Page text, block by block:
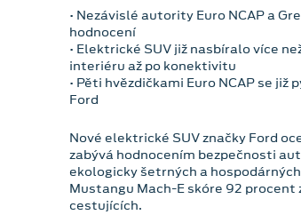
• Nezávislé autority Euro NCAP a
hodnocení
• Elektrické SUV již nasbíralo více
interiéru až po konektivitu
• Pěti hvězdičkami Euro NCAP se
Ford
Nové elektrické SUV značky Ford
zabývá hodnocením bezpečnosti
ekologicky šetrných a
Mustangu Mach-E skóre 92
cestujících.